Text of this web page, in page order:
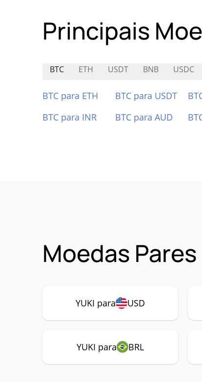
Principais
BTC ETH USDT BNB USDC
BTC para ETH BTC para USDT
BTC para INR
BTC para AUD
Moedas
YUKI para USD
YUKI para BRL